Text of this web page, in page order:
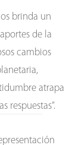
brinda un
de la
cambios
atrapa
respuestas”.